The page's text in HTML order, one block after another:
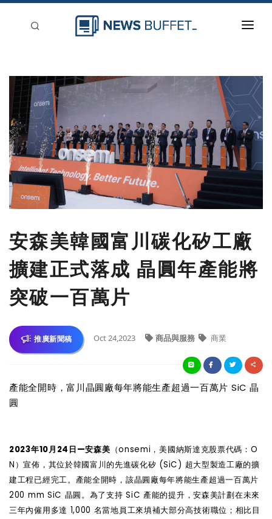
新聞稿分類
登入
刊登
安森美韓國富川碳化矽工廠
擴建正式落成 晶圓年產能將
突破一百萬片
推廣新聞稿 Oct 24,2023 商品與服務 商業
產能全開時，富川晶圓廠每年將能生產超過一百萬片 SiC 晶
圓
2023年10月24日—安森美 （onsemi，美國納斯達克股票代碼：O
N）宣佈，其位於韓國富川的先進碳化矽 (SiC) 超大型製造工廠的擴
建工程已經完工。產能全開時， 該晶圓廠每年將能生產超過一百萬片
200 mm SiC 晶圓。為了支持 SiC 產能的提升，安森美計劃在未來
三年內僱用多達 1,000 名當地員工來填補大部分高技術職位；相比目